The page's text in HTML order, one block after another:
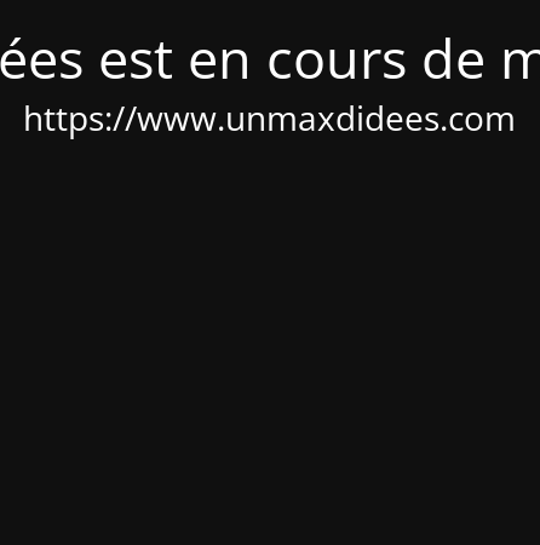
est en cours de
https://www.unmaxdidees.com